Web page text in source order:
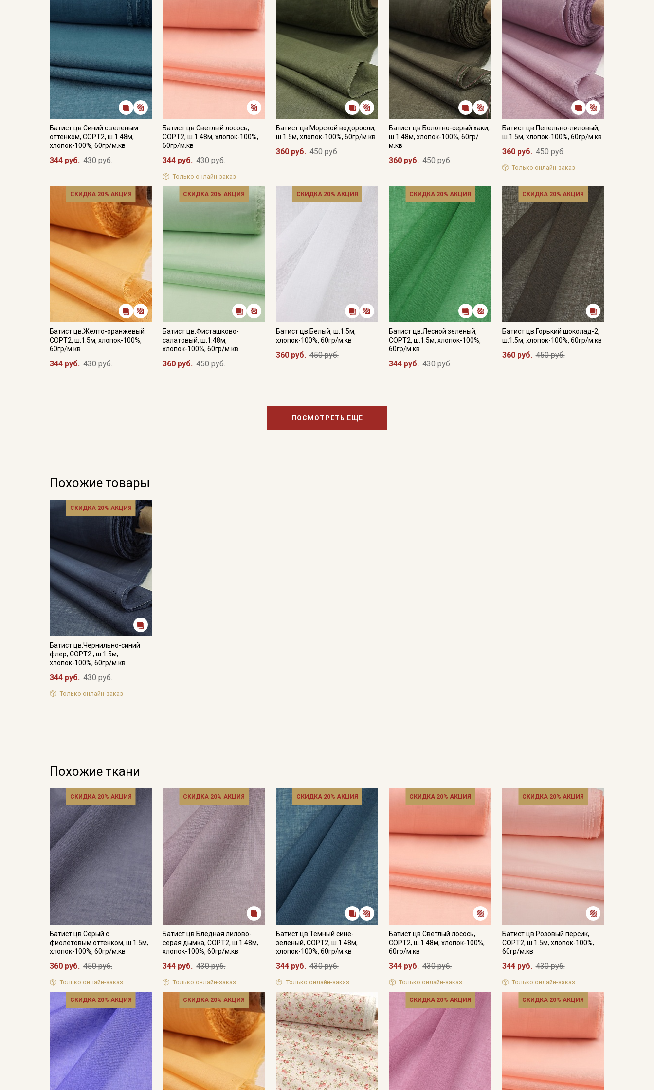
Цветопередача (тон) может отличаться от оригинального цвета ткани в зависимости от настроек вашего
монитора и в зависимости от партии."
Батист цв.Синий с зеленым
оттенком, СОРТ2, ш.1.48м,
хлопок-100%, 60гр/м.кв
344 руб. 430 руб.
Батист цв.Светлый лосось,
СОРТ2, ш.1.48м, хлопок-100%,
60гр/м.кв
344 руб. 430 руб.
Только онлайн-заказ
Батист цв.Морской водоросли,
ш.1.5м, хлопок-100%, 60гр/м.кв
360 руб. 450 руб.
Батист цв.Болотно-серый хаки,
ш.1.48м, хлопок-100%, 60гр/
м.кв
360 руб. 450 руб.
Батист цв.Пепельно-лиловый,
ш.1.5м, хлопок-100%, 60гр/м.кв
360 руб. 450 руб.
Только онлайн-заказ
СКИДКА 20% АКЦИЯ
Батист цв.Желто-оранжевый,
СОРТ2, ш.1.5м, хлопок-100%,
60гр/м.кв
344 руб. 430 руб.
СКИДКА 20% АКЦИЯ
Батист цв.Фисташково-
салатовый, ш.1.48м,
хлопок-100%, 60гр/м.кв
360 руб. 450 руб.
СКИДКА 20% АКЦИЯ
Батист цв.Белый, ш.1.5м,
хлопок-100%, 60гр/м.кв
360 руб. 450 руб.
СКИДКА 20% АКЦИЯ
Батист цв.Лесной зеленый,
СОРТ2, ш.1.5м, хлопок-100%,
60гр/м.кв
344 руб. 430 руб.
СКИДКА 20% АКЦИЯ
Батист цв.Горький шоколад-2,
ш.1.5м, хлопок-100%, 60гр/м.кв
360 руб. 450 руб.
ПОСМОТРЕТЬ ЕЩЕ
Похожие товары
СКИДКА 20% АКЦИЯ
Батист цв.Чернильно-синий
флер, СОРТ2 , ш.1.5м,
хлопок-100%, 60гр/м.кв
344 руб. 430 руб.
Только онлайн-заказ
Похожие ткани
СКИДКА 20% АКЦИЯ
Батист цв.Серый с
фиолетовым оттенком, ш.1.5м,
хлопок-100%, 60гр/м.кв
360 руб. 450 руб.
Только онлайн-заказ
СКИДКА 20% АКЦИЯ
Батист цв.Бледная лилово-
серая дымка, СОРТ2, ш.1.48м,
хлопок-100%, 60гр/м.кв
344 руб. 430 руб.
Только онлайн-заказ
СКИДКА 20% АКЦИЯ
Батист цв.Темный сине-
зеленый, СОРТ2, ш.1.48м,
хлопок-100%, 60гр/м.кв
344 руб. 430 руб.
Только онлайн-заказ
СКИДКА 20% АКЦИЯ
Батист цв.Светлый лосось,
СОРТ2, ш.1.48м, хлопок-100%,
60гр/м.кв
344 руб. 430 руб.
Только онлайн-заказ
СКИДКА 20% АКЦИЯ
Батист цв.Розовый персик,
СОРТ2, ш.1.5м, хлопок-100%,
60гр/м.кв
344 руб. 430 руб.
Только онлайн-заказ
СКИДКА 20% АКЦИЯ СКИДКА 20% АКЦИЯ СКИДКА 20% АКЦИЯ СКИДКА 20% АКЦИЯ
Секретная рассылка от
Купава
Электронная почта